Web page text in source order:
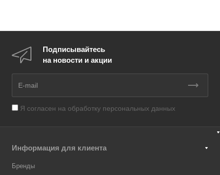
Подписывайтесь
на новости и акции
Я согласен на обработку персональных данных
Информация для клиента
Бренды